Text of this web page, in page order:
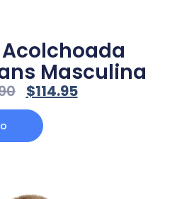
Masculina
$114.95